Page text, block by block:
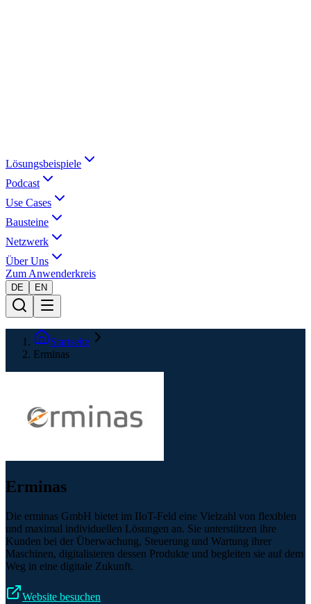
Lösungsbeispiele
Podcast
Use Cases
Bausteine
Netzwerk
Über Uns
Zum Anwenderkreis
DE EN
Startseite
Erminas
Erminas
Die erminas GmbH bietet im IIoT-Feld eine Vielzahl von flexiblen
und maximal individuellen Lösungen an. Sie unterstützen ihre
Kunden bei der Überwachung, Steuerung und Wartung ihrer
Maschinen, digitalisieren dessen Produkte und begleiten sie auf dem
Weg in eine digitale Zukunft.
Website besuchen